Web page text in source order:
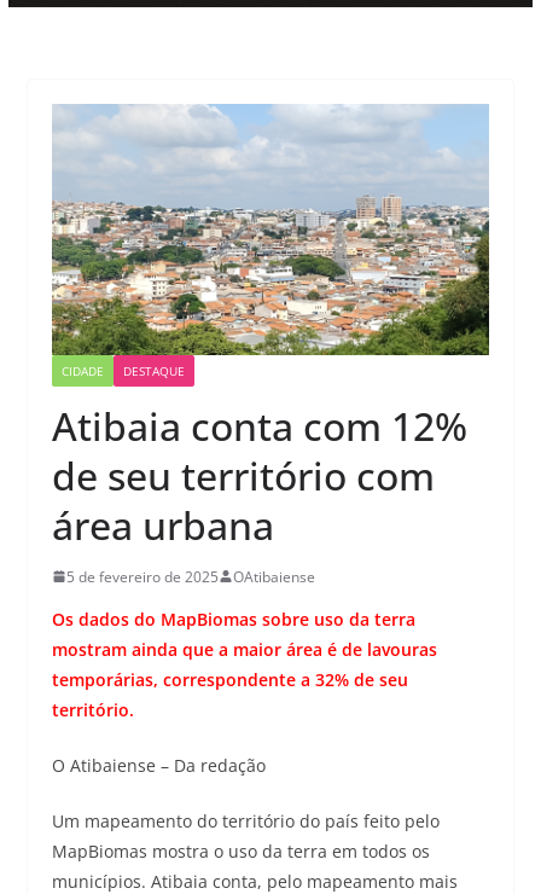
CIDADE DESTAQUE
Atibaia conta com 12%
de seu território com
área urbana
5 de fevereiro de 2025 OAtibaiense
Os dados do MapBiomas sobre uso da terra
mostram ainda que a maior área é de lavouras
temporárias, correspondente a 32% de seu
território.
O Atibaiense – Da redação
Um mapeamento do território do país feito pelo
MapBiomas mostra o uso da terra em todos os
municípios. Atibaia conta, pelo mapeamento mais